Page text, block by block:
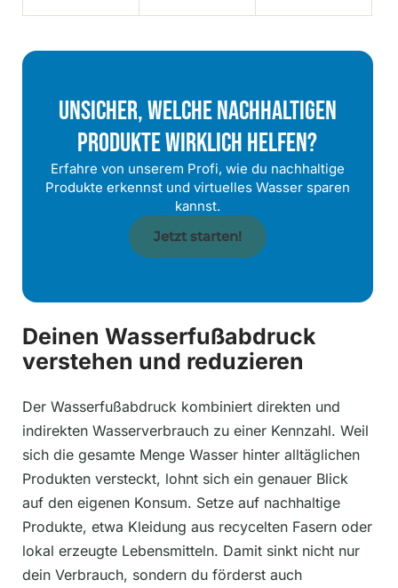
Unsicher, Welche Nachhaltigen
Produkte Wirklich Helfen?
Erfahre von unserem Profi, wie du nachhaltige
Produkte erkennst und virtuelles Wasser sparen
kannst.
Jetzt starten!
Deinen Wasserfußabdruck
verstehen und reduzieren
Der Wasserfußabdruck kombiniert direkten und
indirekten Wasserverbrauch zu einer Kennzahl. Weil
sich die gesamte Menge Wasser hinter alltäglichen
Produkten versteckt, lohnt sich ein genauer Blick
auf den eigenen Konsum. Setze auf nachhaltige
Produkte, etwa Kleidung aus recycelten Fasern oder
lokal erzeugte Lebensmitteln. Damit sinkt nicht nur
dein Verbrauch, sondern du förderst auch